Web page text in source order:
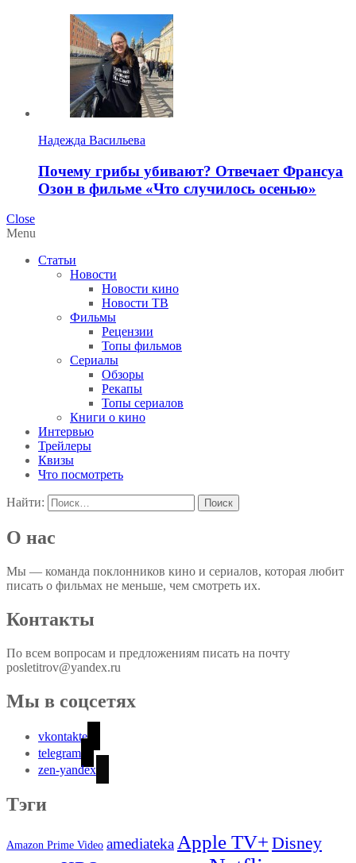
Надежда Васильева
Почему грибы убивают? Отвечает Франсуа
Озон в фильме «Что случилось осенью»
Close
Menu
Статьи
Новости
Новости кино
Новости ТВ
Фильмы
Рецензии
Топы фильмов
Сериалы
Обзоры
Рекапы
Топы сериалов
Книги о кино
Интервью
Трейлеры
Квизы
Что посмотреть
Найти:
О нас
Мы — команда поклонников кино и сериалов, которая любит
писать о фильмах не меньше, чем смотреть их.
Контакты
По всем вопросам и предложениям писать на почту
posletitrov@yandex.ru
Мы в соцсетях
vkontakte
telegram
zen-yandex
Тэги
Amazon Prime Video amediateka Apple TV+ Disney